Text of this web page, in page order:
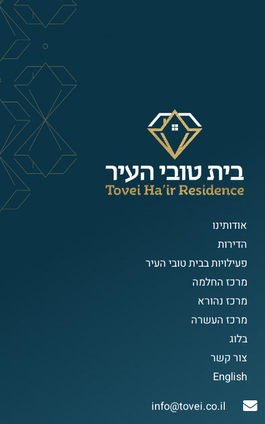
אודותינו
הדירות
פעילויות בבית טובי העיר
מרכז החלמה
מרכז נהורא
מרכז העשרה
בלוג
צור קשר
English
info@tovei.co.il